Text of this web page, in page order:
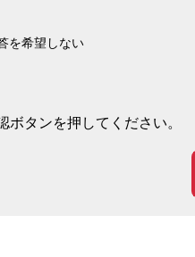
を希望しない
タンを押してください。